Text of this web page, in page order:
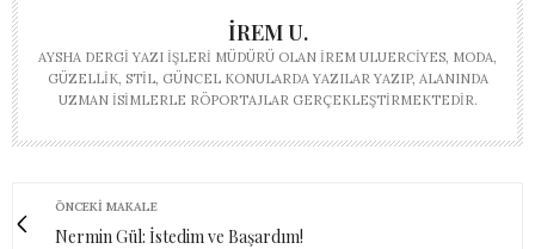
İREM U.
AYSHA DERGI YAZI İŞLERI MÜDÜRÜ OLAN İREM ULUERCIYES, MODA,
GÜZELLIK, STIL, GÜNCEL KONULARDA YAZILAR YAZIP, ALANINDA
UZMAN ISIMLERLE RÖPORTAJLAR GERÇEKLEŞTIRMEKTEDIR.
ÖNCEKI MAKALE
Nermin Gül: İstedim ve Başardım!